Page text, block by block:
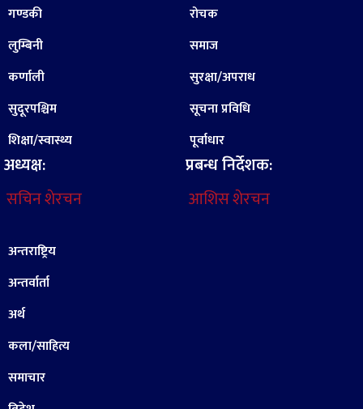
गण्डकी
लुम्बिनी
कर्णाली
सुदूरपश्चिम
शिक्षा/स्वास्थ्य
अध्यक्ष:
सचिन शेरचन
रोचक
समाज
सुरक्षा/अपराध
सूचना प्रविधि
पूर्वाधार
प्रबन्ध निर्देशक:
आशिस शेरचन
अन्तराष्ट्रिय
अन्तर्वार्ता
अर्थ
कला/साहित्य
समाचार